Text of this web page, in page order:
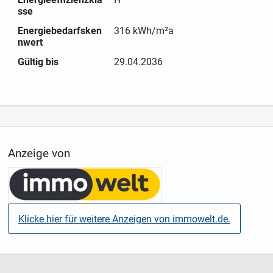
sse
Energiebedarfsken
nwert
316 kWh/m²a
Gültig bis 29.04.2036
Anzeige von
Klicke hier für weitere Anzeigen von immowelt.de.